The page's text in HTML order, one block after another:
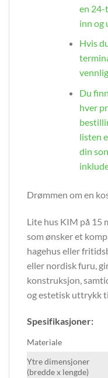
en 24-
inn og
Hvis
Du
hver
listen
din
Drømmen om en
Lite hus KIM på 15
som ønsker et
hagehus eller
eller nordisk furu,
konstruksjon,
og estetisk uttrykk
Spesifikasjoner:
Materiale
Ytre dimensjoner
(bredde x lengde)